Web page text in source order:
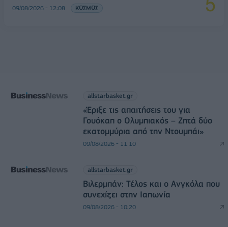
09/08/2026 - 12:08 ΚΟΣΜΟΣ
allstarbasket.gr
«Έριξε τις απαιτήσεις του για
Γουόκαπ ο Ολυμπιακός – Ζητά δύο
εκατομμύρια από την Ντουμπάι»
09/08/2026 - 11:10
allstarbasket.gr
Βιλερμπάν: Τέλος και ο Ανγκόλα που
συνεχίζει στην Ιαπωνία
09/08/2026 - 10:20